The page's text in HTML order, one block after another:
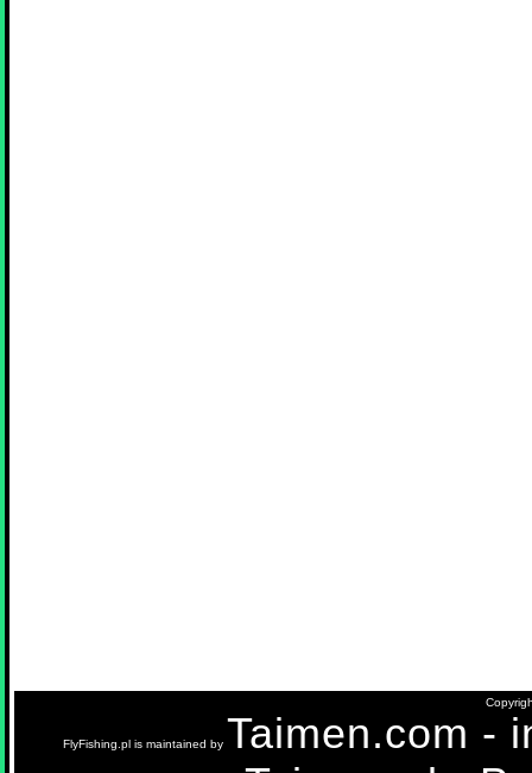
FlyFishing.pl is maintained by Taimen.com -